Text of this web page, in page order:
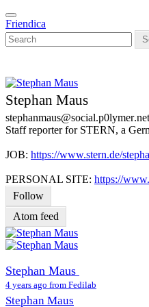
Skip
to
main
content
Toggle
navigation
Friendica
Stephan Maus
stephanmaus@social.p0lymer.net
Staff reporter for STERN, a
JOB: https://www.stern.de/
PERSONAL SITE: https://
Follow
Atom feed
Stephan Maus
4 years ago from Fedilab
Stephan Maus